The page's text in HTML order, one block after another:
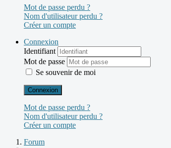
Mot de passe perdu ?
Nom d'utilisateur perdu ?
Créer un compte
Connexion
Identifiant
Mot de passe
Se souvenir de moi
Connexion
Mot de passe perdu ?
Nom d'utilisateur perdu ?
Créer un compte
Forum